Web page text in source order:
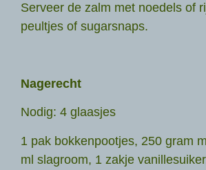
Serveer de zalm met noedels of
peultjes of sugarsnaps.
Nagerecht
Nodig: 4 glaasjes
1 pak bokkenpootjes, 250 gram
ml slagroom, 1 zakje